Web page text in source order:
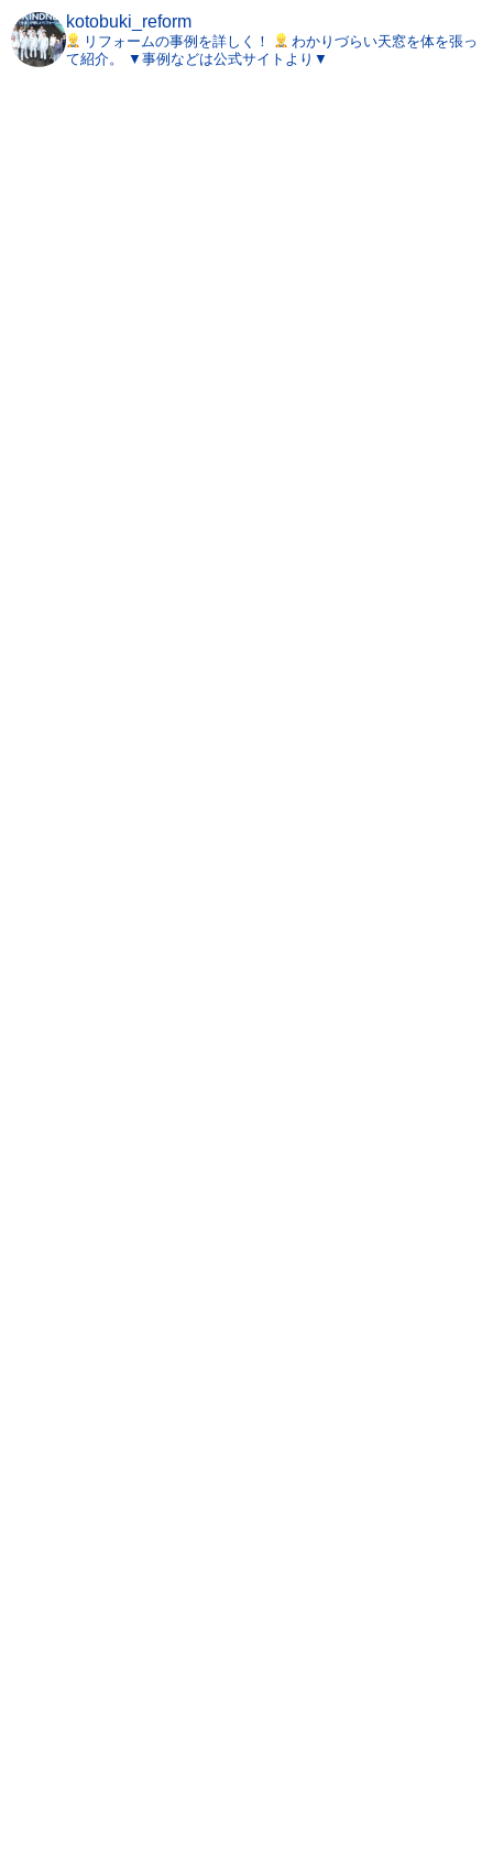
kotobuki_reform
リフォームの事例を詳しく！
わかりづらい天窓を体を張っ
て紹介。
▼事例などは公式サイトより▼